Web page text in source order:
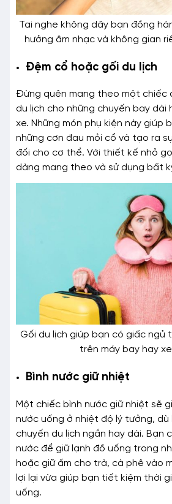
Tai nghe không dây bạn đồng
hưởng âm nhạc và không gian
Đệm cổ hoặc gối du lịch
Đừng quên mang theo một chiếc
du lịch cho những chuyến bay dài
xe. Những món phụ kiện này giúp
những cơn đau mỏi cổ và tạo ra
đối cho cơ thể. Với thiết kế nhỏ
dàng mang theo và sử dụng bất
Gối du lịch giúp bạn có giấc ngủ
trên máy bay hay
Bình nước giữ nhiệt
Một chiếc bình nước giữ nhiệt sẽ
nước uống ở nhiệt độ lý tưởng, dù
chuyến du lịch ngắn hay dài. Bạn
nước để giữ lạnh đồ uống trong
hoặc giữ ấm cho trà, cà phê vào
lợi lại vừa giúp bạn tiết kiệm thời
uống.